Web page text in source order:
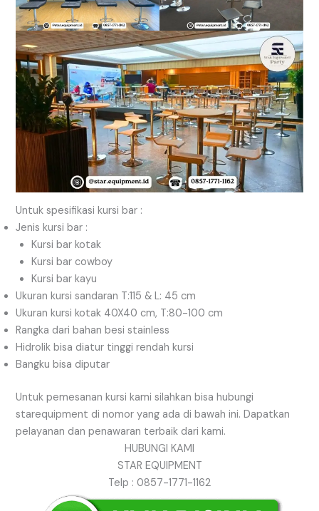
Untuk spesifikasi kursi bar :
Jenis kursi bar :
Kursi bar kotak
Kursi bar cowboy
Kursi bar kayu
Ukuran kursi sandaran T:115 & L: 45 cm
Ukuran kursi kotak 40X40 cm, T:80-100 cm
Rangka dari bahan besi stainless
Hidrolik bisa diatur tinggi rendah kursi
Bangku bisa diputar
Untuk pemesanan kursi kami silahkan bisa hubungi
starequipment di nomor yang ada di bawah ini. Dapatkan
pelayanan dan penawaran terbaik dari kami.
HUBUNGI KAMI
STAR EQUIPMENT
Telp : 0857-1771-1162